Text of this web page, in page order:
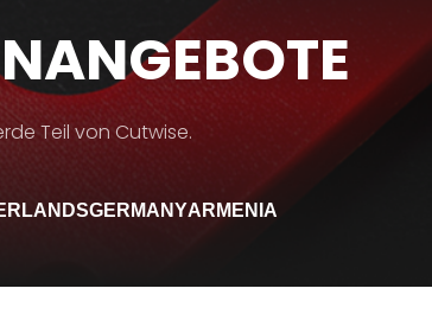
Teil von Cutwise.
GERMANYARMENIA